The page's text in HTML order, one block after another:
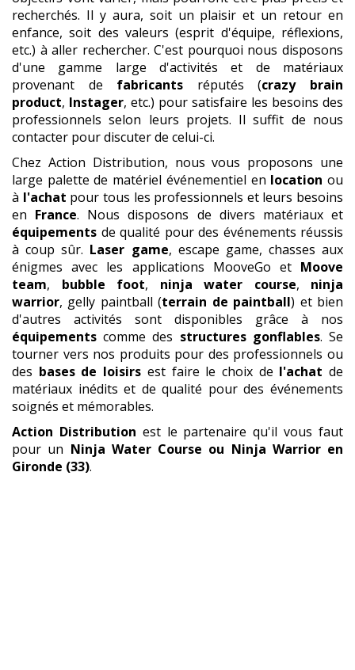
recherchés. Il y aura, soit un plaisir et un retour en
enfance, soit des valeurs (esprit d'équipe, réflexions,
etc.) à aller rechercher. C'est pourquoi nous disposons
d'une gamme large d'activités et de matériaux
provenant de fabricants réputés (crazy brain
product, Instager, etc.) pour satisfaire les besoins des
professionnels selon leurs projets. Il suffit de nous
contacter pour discuter de celui-ci.
Chez Action Distribution, nous vous proposons une
large palette de matériel événementiel en location ou
à l'achat pour tous les professionnels et leurs besoins
en France. Nous disposons de divers matériaux et
équipements de qualité pour des événements réussis
à coup sûr. Laser game, escape game, chasses aux
énigmes avec les applications MooveGo et Moove
team, bubble foot, ninja water course, ninja
warrior, gelly paintball (terrain de paintball) et bien
d'autres activités sont disponibles grâce à nos
équipements comme des structures gonflables. Se
tourner vers nos produits pour des professionnels ou
des bases de loisirs est faire le choix de l'achat de
matériaux inédits et de qualité pour des événements
soignés et mémorables.
Action Distribution est le partenaire qu'il vous faut
pour un Ninja Water Course ou Ninja Warrior en
Gironde (33).